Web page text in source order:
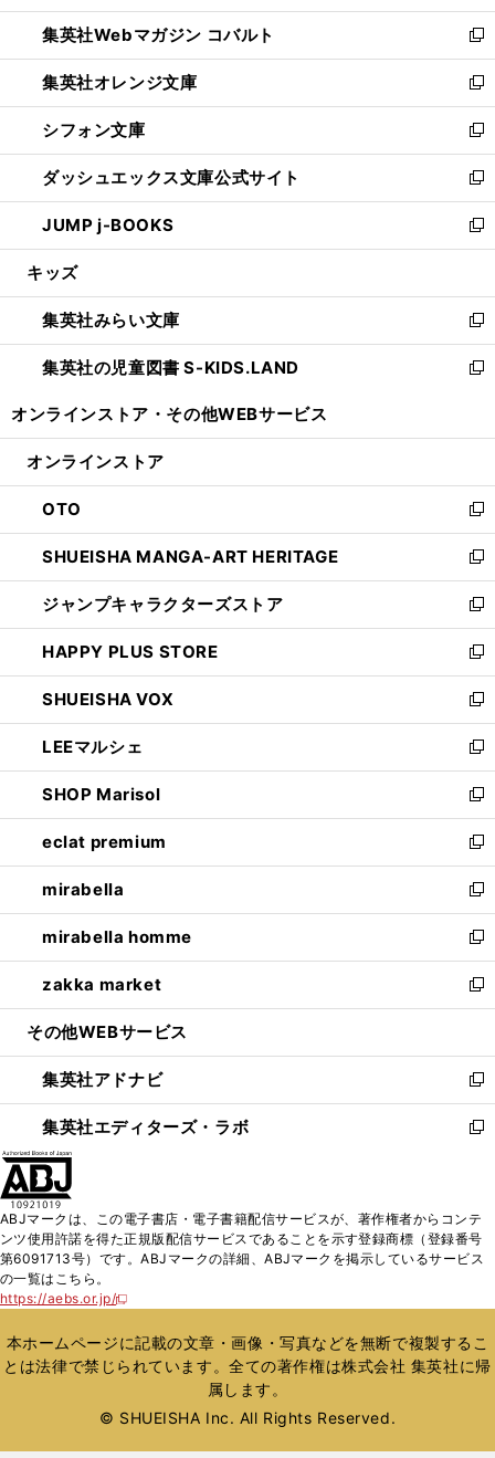
開
く
ウ
で
開
く
ン
ド
ウ
で
開
く
ウ
ィ
ン
ド
ウ
で
開
く
集英社Webマガジン コバルト
新
し
い
ウ
ィ
ン
ド
ウ
で
開
集英社オレンジ文庫
新
し
い
ウ
ィ
ン
ド
ウ
開
く
シフォン文庫
新
し
い
ウ
ィ
ン
ウ
で
開
く
ダッシュエックス文庫公式サイト
新
し
い
ウ
ン
ド
ウ
で
JUMP j-BOOKS
新
し
ウ
ィ
ン
ド
開
キッズ
集英社みらい文庫
新
し
い
ン
ウ
で
開
く
集英社の児童図書 S-KIDS.LAND
新
ウ
ン
ド
ウ
で
開
く
オンラインストア・ その他WEBサービス
オンラインストア
OTO
新
し
い
ウ
ィ
ン
ド
ウ
で
開
く
SHUEISHA MANGA-ART HERITAGE
新
し
い
ウ
ィ
ン
ド
ウ
で
開
く
ジャンプキャラクターズストア
新
し
い
ウ
ィ
ン
ド
ウ
で
開
く
HAPPY PLUS STORE
新
し
い
ウ
ィ
ン
ド
ウ
で
開
く
SHUEISHA VOX
新
し
い
ウ
ィ
ン
ド
ウ
で
開
く
LEEマルシェ
新
し
い
ウ
ィ
ン
ド
ウ
で
開
く
SHOP Marisol
新
し
い
ウ
ィ
ン
ド
ウ
で
開
eclat premium
新
し
い
ウ
ィ
ン
ド
ウ
開
く
mirabella
新
し
い
ウ
ィ
ン
ウ
で
開
く
mirabella homme
新
し
い
ウ
ン
ド
ウ
で
zakka market
新
し
ウ
ィ
ン
ド
く
その他WEBサービス
集英社アドナビ
新
し
い
ド
ウ
で
集英社エディターズ・ラボ
新
ィ
ン
ド
開
く
ABJマークは、この電子書店・電子書籍配信サービスが、著作権者からコンテ
ンツ使用許諾を得た正規版配信サービスであることを示す登録商標（登録番号
第6091713号）です。ABJマークの詳細、ABJマークを掲示しているサービス
の一覧はこちら。
https://aebs.or.jp/
新
い
ウ
ィ
ウ
本ホームページに記載の文章・画像・写真などを無断で複製するこ
とは法律で禁じられています。全ての著作権は株式会社 集英社に帰
属します。
© SHUEISHA Inc. All Rights Reserved.